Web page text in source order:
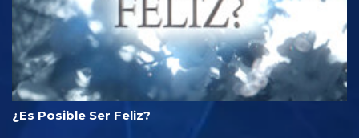
¿Es Posible Ser Feliz?